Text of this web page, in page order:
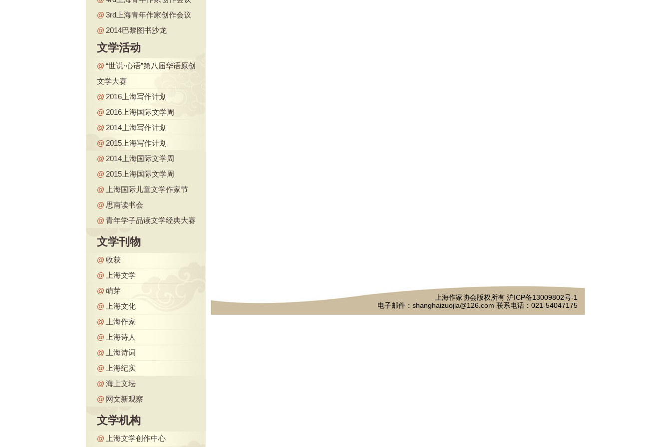
@ 3rd上海青年作家创作会议
@ 2014巴黎图书沙龙
文学活动
@ “世说·心语”第八届华语原创
文学大赛
@ 2016上海写作计划
@ 2016上海国际文学周
@ 2014上海写作计划
@ 2015上海写作计划
@ 2014上海国际文学周
@ 2015上海国际文学周
@
上海国际儿童文学作家节
@ 思南读书会
@ 青年学子品读文学经典大赛
文学刊物
@ 收获
@
上海文学
@ 萌芽
@
上海文化
@
上海作家
@
上海诗人
@
上海诗词
@
上海纪实
@ 海上文坛
@ 网文新观察
文学机构
@ 上海文学创作中心
上海作家协会版权所有 沪ICP备13009802号-1
电子邮件：shanghaizuojia@126.com 联系电话：021-54047175